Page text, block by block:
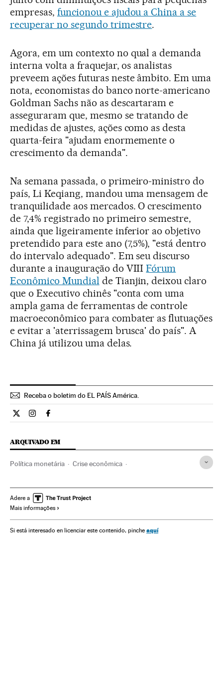
empresas, funcionou e ajudou a China a se
recuperar no segundo trimestre.
Agora, em um contexto no qual a demanda
interna volta a fraquejar, os analistas
preveem ações futuras neste âmbito. Em uma
nota, economistas do banco norte-americano
Goldman Sachs não as descartaram e
asseguraram que, mesmo se tratando de
medidas de ajustes, ações como as desta
quarta-feira "ajudam enormemente o
crescimento da demanda".
Na semana passada, o primeiro-ministro do
país, Li Keqiang, mandou uma mensagem de
tranquilidade aos mercados. O crescimento
de 7,4% registrado no primeiro semestre,
ainda que ligeiramente inferior ao objetivo
pretendido para este ano (7,5%), "está dentro
do intervalo adequado". Em seu discurso
durante a inauguração do VIIIFórum
Econômico Mundial de Tianjin, deixou claro
que o Executivo chinês "conta com uma
ampla gama de ferramentas de controle
macroeconômico para combater as flutuações
e evitar a 'aterrissagem brusca' do país". A
China já utilizou uma delas.
Receba o boletim do EL PAÍS América.
Economia El País Brasil en Twitter
Economia El País Brasil en Instagram
Economia El País Brasil en Facebook
ARQUIVADO EM
Política monetária Crise econômica
Conjuntura econômica Crise financeira
Organizações internacionais
Finanças Relações exteriores Shenzhen China
Adere a
Mais informações
Si está interesado en licenciar este contenido, pinche aquí